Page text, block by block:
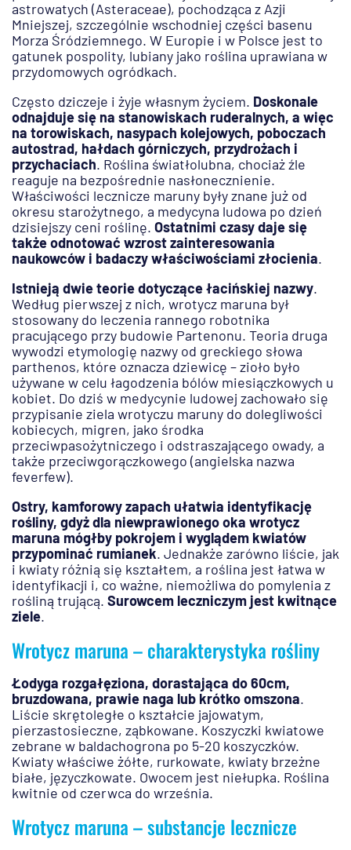
astrowatych (Asteraceae), pochodząca z Azji
Mniejszej, szczególnie wschodniej części basenu
Morza Śródziemnego. W Europie i w Polsce jest to
gatunek pospolity, lubiany jako roślina uprawiana w
przydomowych ogródkach.
Często dziczeje i żyje własnym życiem. Doskonale
odnajduje się na stanowiskach ruderalnych, a więc
na torowiskach, nasypach kolejowych, poboczach
autostrad, hałdach górniczych, przydrożach i
przychaciach. Roślina światłolubna, chociaż źle
reaguje na bezpośrednie nasłonecznienie.
Właściwości lecznicze maruny były znane już od
okresu starożytnego, a medycyna ludowa po dzień
dzisiejszy ceni roślinę. Ostatnimi czasy daje się
także odnotować wzrost zainteresowania
naukowców i badaczy właściwościami złocienia.
Istnieją dwie teorie dotyczące łacińskiej nazwy.
Według pierwszej z nich, wrotycz maruna był
stosowany do leczenia rannego robotnika
pracującego przy budowie Partenonu. Teoria druga
wywodzi etymologię nazwy od greckiego słowa
parthenos, które oznacza dziewicę – zioło było
używane w celu łagodzenia bólów miesiączkowych u
kobiet. Do dziś w medycynie ludowej zachowało się
przypisanie ziela wrotyczu maruny do dolegliwości
kobiecych, migren, jako środka
przeciwpasożytniczego i odstraszającego owady, a
także przeciwgorączkowego (angielska nazwa
feverfew).
Ostry, kamforowy zapach ułatwia identyfikację
rośliny, gdyż dla niewprawionego oka wrotycz
maruna mógłby pokrojem i wyglądem kwiatów
przypominać rumianek. Jednakże zarówno liście, jak
i kwiaty różnią się kształtem, a roślina jest łatwa w
identyfikacji i, co ważne, niemożliwa do pomylenia z
rośliną trującą. Surowcem leczniczym jest kwitnące
ziele.
Wrotycz maruna – charakterystyka rośliny
Łodyga rozgałęziona, dorastająca do 60cm,
bruzdowana, prawie naga lub krótko omszona.
Liście skrętoległe o kształcie jajowatym,
pierzastosieczne, ząbkowane. Koszyczki kwiatowe
zebrane w baldachogrona po 5-20 koszyczków.
Kwiaty właściwe żółte, rurkowate, kwiaty brzeżne
białe, języczkowate. Owocem jest niełupka. Roślina
kwitnie od czerwca do września.
Wrotycz maruna – substancje lecznicze